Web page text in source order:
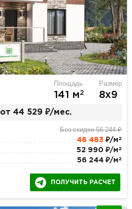
Площадь
141 м2
Размер
8х9
от 44 529 ₽/мес.
Без скидки 56 244 ₽
46 483 ₽/м 2
52 990 ₽/м 2
56 244 ₽/м 2
ПОЛУЧИТЬ РАСЧЕТ